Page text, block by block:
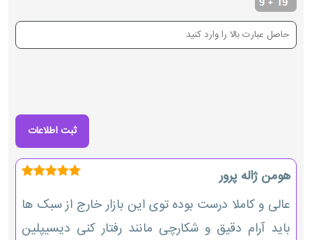
هومن ژاله پرور
عالی و کاملا درست بوده توی این بازار خارج از سبک ها
باید آرام دقیق و شکارچی مانند رفتار کنی دیسیپلین